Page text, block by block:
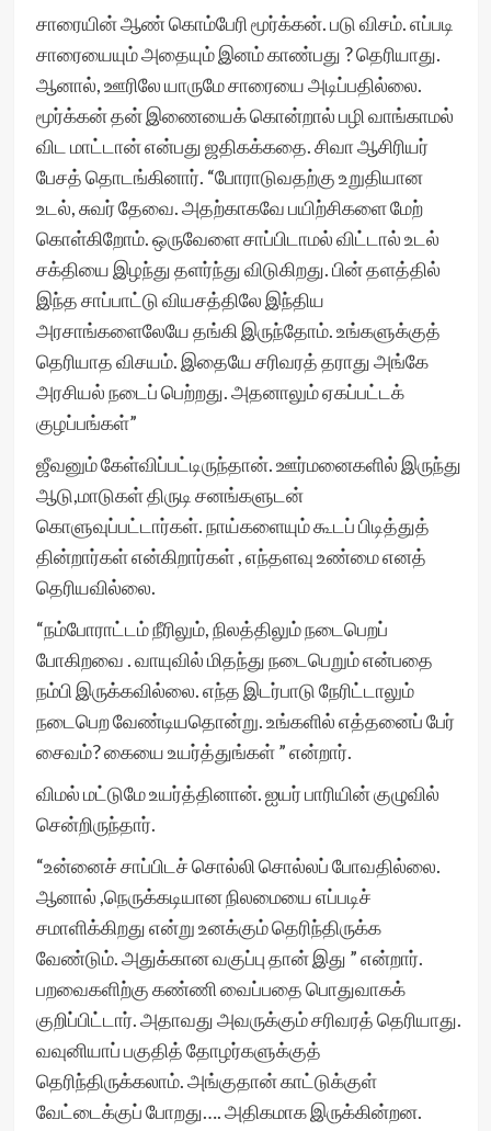
சாரையின் ஆண் கொம்பேரி மூர்க்கன். படு விசம். எப்படி
சாரையையும் அதையும் இனம் காண்பது ? தெரியாது.
ஆனால், ஊரிலே யாருமே சாரையை அடிப்பதில்லை.
மூர்க்கன் தன் இணையைக் கொன்றால் பழி வாங்காமல்
விட மாட்டான் என்பது ஜதிகக்கதை. சிவா ஆசிரியர்
பேசத் தொடங்கினார். “போராடுவதற்கு உறுதியான
உடல், சுவர் தேவை. அதற்காகவே பயிற்சிகளை மேற்
கொள்கிறோம். ஒருவேளை சாப்பிடாமல் விட்டால் உடல்
சக்தியை இழந்து தளர்ந்து விடுகிறது. பின் தளத்தில்
இந்த சாப்பாட்டு விய‌சத்திலே இந்திய
அரசாங்களைலேயே தங்கி இருந்தோம். உங்களுக்குத்
தெரியாத விசயம். இதையே சரிவரத் தராது அங்கே
அரசியல் நடைப் பெற்றது. அதனாலும் ஏகப்பட்டக்
குழப்பங்கள்”
ஜீவனும் கேள்விப்பட்டிருந்தான். ஊர்மனைகளில் இருந்து
ஆடு,மாடுகள் திருடி சனங்களுடன்
கொளுவுப்பட்டார்கள். நாய்களையும் கூடப் பிடித்துத்
தின்றார்கள் என்கிறார்கள் , எந்தளவு உண்மை எனத்
தெரியவில்லை.
“நம்போராட்டம் நீரிலும், நிலத்திலும் நடைபெறப்
போகிறவை . வாயுவில் மிதந்து நடைபெறும் என்பதை
நம்பி இருக்கவில்லை. எந்த இடர்பாடு நேரிட்டாலும்
நடைபெற வேண்டியதொன்று. உங்களில் எத்தனைப் பேர்
சைவம்? கையை உயர்த்துங்கள் ” என்றார்.
விமல் மட்டுமே உயர்த்தினான். ஐயர் பாரியின் குழுவில்
சென்றிருந்தார்.
“உன்னைச் சாப்பிடச் சொல்லி சொல்லப் போவதில்லை.
ஆனால் ,நெருக்கடியான நிலமையை எப்படிச்
சமாளிக்கிறது என்று உனக்கும் தெரிந்திருக்க
வேண்டும். அதுக்கான வகுப்பு தான் இது ” என்றார்.
பறவைகளிற்கு கண்ணி வைப்பதை பொதுவாகக்
குறிப்பிட்டார். அதாவது அவருக்கும் சரிவரத் தெரியாது.
வவுனியாப் பகுதித் தோழர்களுக்குத்
தெரிந்திருக்கலாம். அங்குதான் காட்டுக்குள்
வேட்டைக்குப் போறது…. அதிகமாக இருக்கின்றன.